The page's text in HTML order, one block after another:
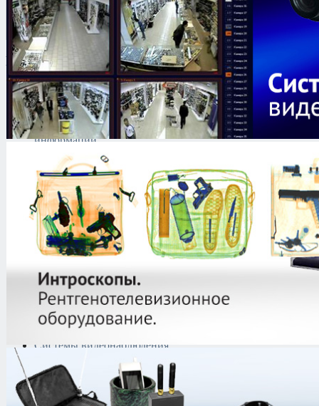
Каталог
Антитеррористическое
оборудование
Поиск и выявление
каналов утечки
информации
Технические средства
защиты информации
Тепловизоры
Криминалистическая
техника
Поисково-досмотровое
оборудование
Средства
документирования и
Металлодетекторы
Полиграфы
Противокражные системы
Рации и Аксессуары
Переговорные устройства
Системы видеонаблюдения
оборудование
Контроль доступа